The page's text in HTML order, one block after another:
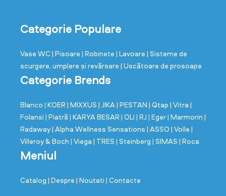
Categorie Populare
Vase WC| Pisoare | Robinete | Lavoare | Sisteme de
scurgere, umplere și revărsare | Uscătoare de prosoape
Categorie Brends
Blanco | KOER | MIXXUS | JIKA| PESTAN | Qtap | Vitra |
Folansi | Piatră | KARYA BESAR | OLI | RJ | Eger| Marmorin |
Radaway| Alpha Wellness Sensations | ASSO | Volle |
Villeroy & Boch | Viega | TRES | Steinberg | SIMAS | Roca
Meniul
Catalog | Despre | Noutati | Contacte